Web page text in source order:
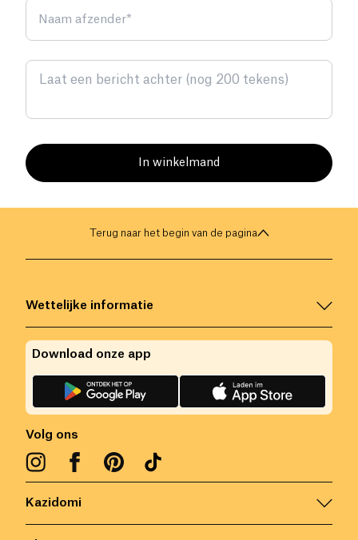
Naam afzender*
In winkelmand
Terug naar het begin van de pagina
Kazidomi
Wettelijke informatie
Volg ons
Download onze app